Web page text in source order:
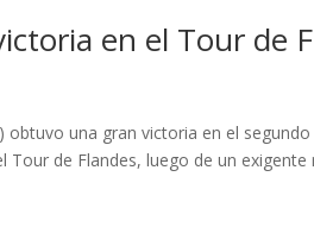
en el Tour de
obtuvo una gran victoria en el
de Flandes, luego de un exigente